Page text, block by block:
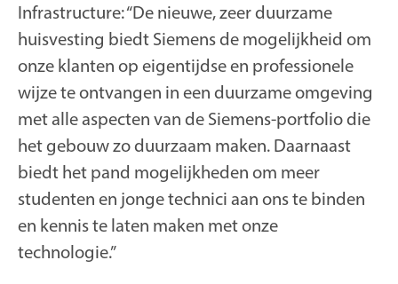
Infrastructure: “De nieuwe, zeer duurzame
huisvesting biedt Siemens de mogelijkheid om
onze klanten op eigentijdse en professionele
wijze te ontvangen in een duurzame omgeving
met alle aspecten van de Siemens-portfolio die
het gebouw zo duurzaam maken. Daarnaast
biedt het pand mogelijkheden om meer
studenten en jonge technici aan ons te binden
en kennis te laten maken met onze
technologie.”